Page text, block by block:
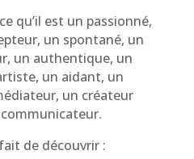
qu’il est un passionné,
un spontané, un
un authentique, un
un aidant, un
un créateur
communicateur.
de découvrir :